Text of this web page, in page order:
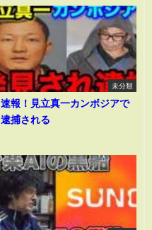
未分類
速報！見立真一カンボジアで
逮捕される